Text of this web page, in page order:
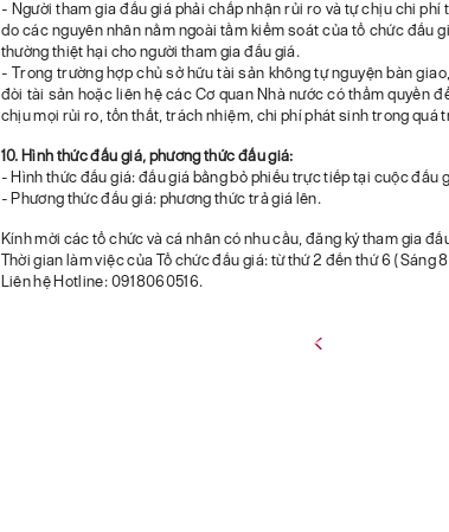
- Người tham gia đấu giá phải chấp nhận rủi ro và tự chịu chi
do các nguyên nhân nằm ngoài tầm kiểm soát của tổ chức đấu
thường thiệt hại cho người tham gia đấu giá.
- Trong trường hợp chủ sở hữu tài sản không tự nguyện bàn
đòi tài sản hoặc liên hệ các Cơ quan Nhà nước có thẩm quyền
chịu mọi rủi ro, tổn thất, trách nhiệm, chi phí phát sinh trong quá
10. Hình thức đấu giá, phương thức đấu giá:
- Hình thức đấu giá: đấu giá bằng bỏ phiếu trực tiếp tại cuộc đấu
- Phương thức đấu giá: phương thức trả giá lên.
Kính mời các tổ chức và cá nhân có nhu cầu, đăng ký tham gia
Thời gian làm việc của Tổ chức đấu giá: từ thứ 2 đến thứ 6 (Sáng
Liên hệ Hotline: 0918060516.